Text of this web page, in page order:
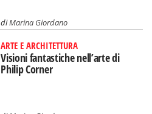
diMarina Giordano
ARTE E ARCHITETTURA
Visioni fantastiche nell’arte di
Philip Corner